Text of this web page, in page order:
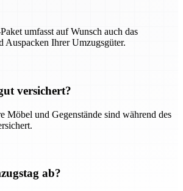
umfasst auf Wunsch auch das
Auspacken Ihrer Umzugsgüter.
versichert?
Möbel und Gegenstände sind während des
ab?